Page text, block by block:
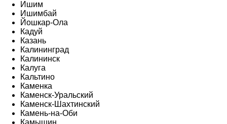
Ишим
Ишимбай
Йошкар-Ола
Кадуй
Казань
Калининград
Калининск
Калуга
Кальтино
Каменка
Каменск-Уральский
Каменск-Шахтинский
Камень-на-Оби
Камышин